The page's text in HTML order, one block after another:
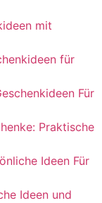
mit
für
Für
Praktische
Ideen Für
Ideen und